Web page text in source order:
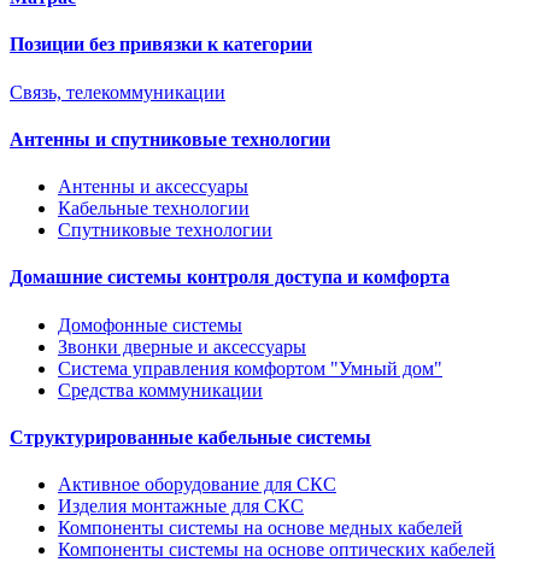
Позиции без привязки к категории
Связь, телекоммуникации
Антенны и спутниковые технологии
Антенны и аксессуары
Кабельные технологии
Спутниковые технологии
Домашние системы контроля доступа и комфорта
Домофонные системы
Звонки дверные и аксессуары
Система управления комфортом "Умный дом"
Средства коммуникации
Структурированные кабельные системы
Активное оборудование для СКС
Изделия монтажные для СКС
Компоненты системы на основе медных кабелей
Компоненты системы на основе оптических кабелей